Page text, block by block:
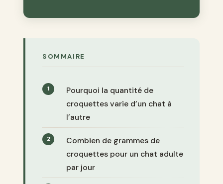
SOMMAIRE
Pourquoi la quantité de
croquettes varie d’un chat à
l’autre
Combien de grammes de
croquettes pour un chat adulte
par jour